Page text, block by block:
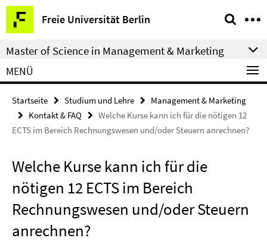
Springe
direkt
zu
Inhalt
Freie Universität Berlin
Service-
Navigation
Master of Science in Management & Marketing
MENÜ
Startseite Studium und Lehre
Management & Marketing
Kontakt & FAQ
Welche Kurse kann ich für die nötigen 12
ECTS im Bereich Rechnungswesen und/oder Steuern anrechnen?
Welche Kurse kann ich für die
nötigen 12 ECTS im Bereich
Rechnungswesen und/oder Steuern
anrechnen?